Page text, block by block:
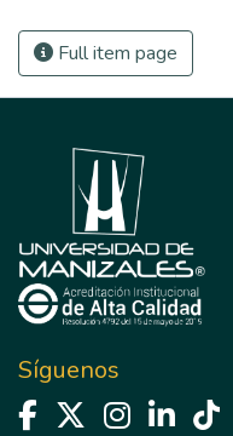
Full item page
Síguenos